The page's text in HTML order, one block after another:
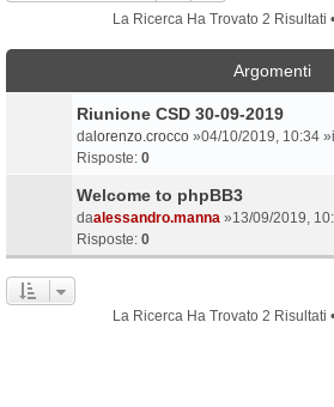
La Ricerca Ha Trovato 2 Risultati
Argomenti
Riunione CSD 30-09-2019
da lorenzo.crocco »04/10/2019, 10:34
Risposte: 0
Welcome to phpBB3
daalessandro.manna »13/09/2019,
Risposte: 0
La Ricerca Ha Trovato 2 Risultati